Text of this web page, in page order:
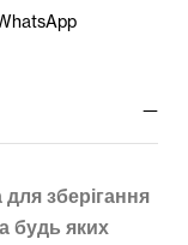
зберігання
будь яких